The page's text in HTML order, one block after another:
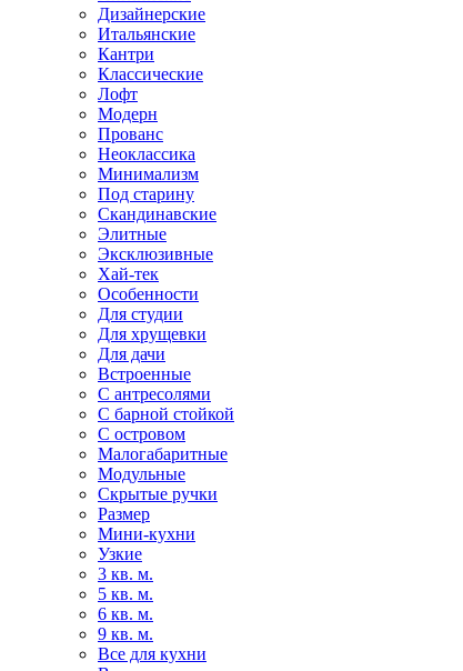
Дизайнерские
Итальянские
Кантри
Классические
Лофт
Модерн
Прованс
Неоклассика
Минимализм
Под старину
Скандинавские
Элитные
Эксклюзивные
Хай-тек
Особенности
Для студии
Для хрущевки
Для дачи
Встроенные
С антресолями
С барной стойкой
С островом
Малогабаритные
Модульные
Скрытые ручки
Размер
Мини-кухни
Узкие
3 кв. м.
5 кв. м.
6 кв. м.
9 кв. м.
Все для кухни